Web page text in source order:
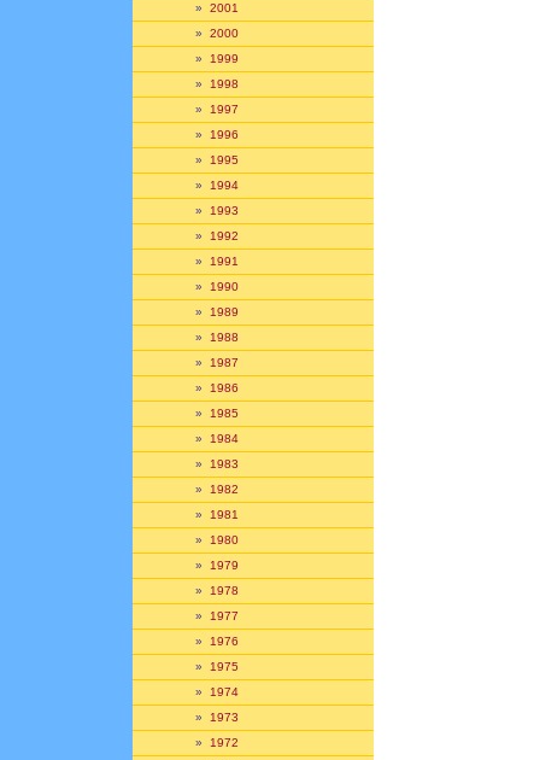
» 2001
» 2000
» 1999
» 1998
» 1997
» 1996
» 1995
» 1994
» 1993
» 1992
» 1991
» 1990
» 1989
» 1988
» 1987
» 1986
» 1985
» 1984
» 1983
» 1982
» 1981
» 1980
» 1979
» 1978
» 1977
» 1976
» 1975
» 1974
» 1973
» 1972